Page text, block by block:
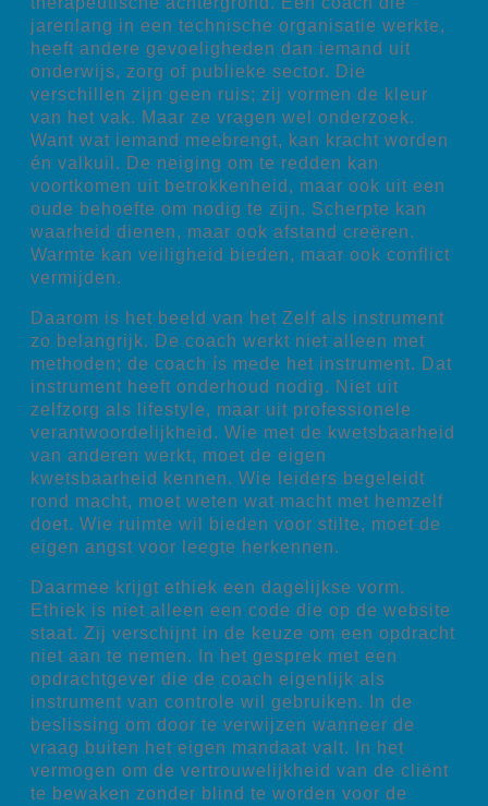
jarenlang in een technische organisatie werkte,
heeft andere gevoeligheden dan iemand uit
onderwijs, zorg of publieke sector. Die
verschillen zijn geen ruis; zij vormen de kleur
van het vak. Maar ze vragen wel onderzoek.
Want wat iemand meebrengt, kan kracht worden
én valkuil. De neiging om te redden kan
voortkomen uit betrokkenheid, maar ook uit een
oude behoefte om nodig te zijn. Scherpte kan
waarheid dienen, maar ook afstand creëren.
Warmte kan veiligheid bieden, maar ook conflict
vermijden.
Daarom is het beeld van het Zelf als instrument
zo belangrijk. De coach werkt niet alleen met
methoden; de coach ís mede het instrument. Dat
instrument heeft onderhoud nodig. Niet uit
zelfzorg als lifestyle, maar uit professionele
verantwoordelijkheid. Wie met de kwetsbaarheid
van anderen werkt, moet de eigen
kwetsbaarheid kennen. Wie leiders begeleidt
rond macht, moet weten wat macht met hemzelf
doet. Wie ruimte wil bieden voor stilte, moet de
eigen angst voor leegte herkennen.
Daarmee krijgt ethiek een dagelijkse vorm.
Ethiek is niet alleen een code die op de website
staat. Zij verschijnt in de keuze om een opdracht
niet aan te nemen. In het gesprek met een
opdrachtgever die de coach eigenlijk als
instrument van controle wil gebruiken. In de
beslissing om door te verwijzen wanneer de
vraag buiten het eigen mandaat valt. In het
vermogen om de vertrouwelijkheid van de cliënt
te bewaken zonder blind te worden voor de